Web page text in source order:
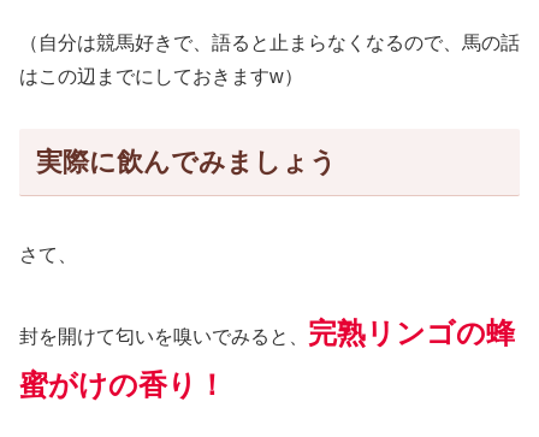
（自分は競馬好きで、語ると止まらなくなるので、馬の話
はこの辺までにしておきますw）
実際に飲んでみましょう
さて、
封を開けて匂いを嗅いでみる と
完熟リンゴの蜂
蜜がけの香り！